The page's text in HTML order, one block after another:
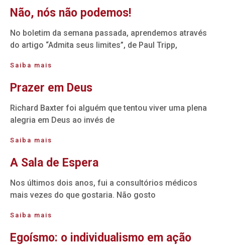
Não, nós não podemos!
No boletim da semana passada, aprendemos através
do artigo “Admita seus limites”, de Paul Tripp,
Saiba mais
Prazer em Deus
Richard Baxter foi alguém que tentou viver uma plena
alegria em Deus ao invés de
Saiba mais
A Sala de Espera
Nos últimos dois anos, fui a consultórios médicos
mais vezes do que gostaria. Não gosto
Saiba mais
Egoísmo: o individualismo em ação